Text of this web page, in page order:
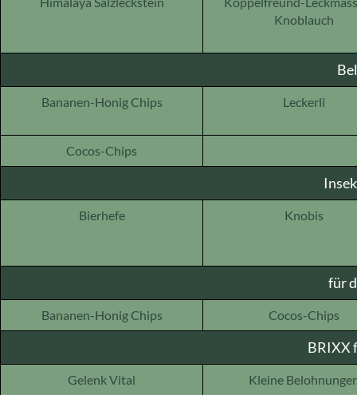
Knoblauch
Bananen-Honig Chips Leckerli
Cocos-Chips
Bierhefe Knobis
für
Bananen-Honig Chips Cocos-Chips
BRIXX
Gelenk Vital Kleine